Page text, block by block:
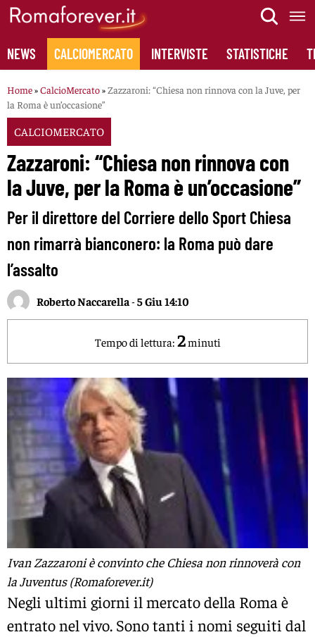
Skip
content
NEWS CALCIOMERCATO INTERVISTE STATISTICHE
Home»CalcioMercato»Zazzaroni: “Chiesa non rinnova con la Juve, per
la Roma è un’occasione”
CALCIOMERCATO
Zazzaroni: “Chiesa non rinnova con
la Juve, per la Roma è un’occasione”
Per il direttore del Corriere dello Sport Chiesa
non rimarrà bianconero: la Roma può dare
l’assalto
Roberto Naccarella -5 Giu 14:10
Tempo di lettura: 2minuti
Ivan Zazzaroni è convinto che Chiesa non rinnoverà con
la Juventus (Romaforever.it)
Negli ultimi giorni il mercato della Roma è
entrato nel vivo. Sono tanti i nomi seguiti dal